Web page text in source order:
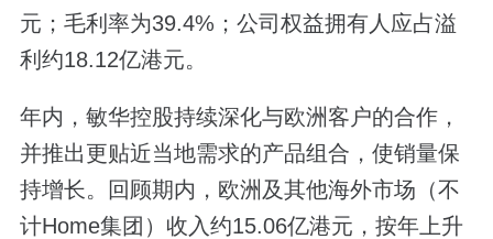
元；毛利率为39.4%；公司权益拥有人应占溢
利约18.12亿港元。
年内，敏华控股持续深化与欧洲客户的合作，
并推出更贴近当地需求的产品组合，使销量保
持增长。回顾期内，欧洲及其他海外市场（不
计Home集团）收入约15.06亿港元，按年上升